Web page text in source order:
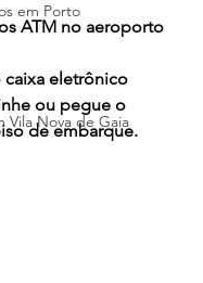
em Porto
Vila Nova de Gaia
ATM no aeroporto
caixa eletrônico
ou pegue o
de embarque.